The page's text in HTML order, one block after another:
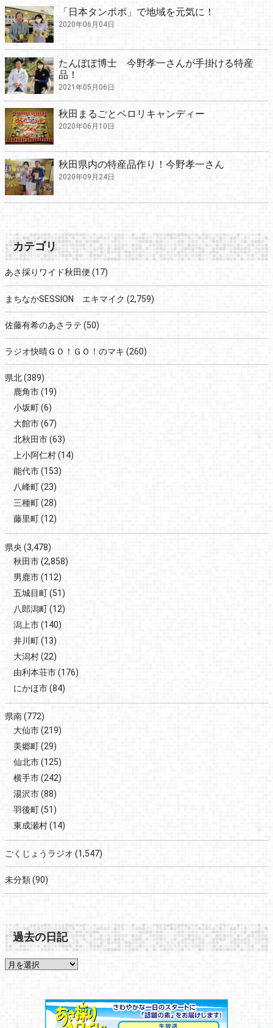
「日本タンポポ」で地域を元気に！
2020年06月04日
たんぽぽ博士 今野孝一さんが手掛ける特産
品！
2021年05月06日
秋田まるごとペロリキャンディー
2020年06月10日
秋田県内の特産品作り！今野孝一さん
2020年09月24日
カテゴリ
あさ採りワイド秋田便 (17)
まちなかSESSION エキマイク (2,759)
佐藤有希のあさラテ (50)
ラジオ快晴ＧＯ！ＧＯ！のマキ (260)
県北(389)
鹿角市(19)
小坂町(6)
大館市(67)
北秋田市(63)
上小阿仁村(14)
能代市(153)
八峰町(23)
三種町(28)
藤里町(12)
県央 (3,478)
秋田市(2,858)
男鹿市(112)
五城目町(51)
八郎潟町(12)
潟上市(140)
井川町(13)
大潟村(22)
由利本荘市(176)
にかほ市(84)
県南(772)
大仙市(219)
美郷町(29)
仙北市(125)
横手市(242)
湯沢市(88)
羽後町(51)
東成瀬村(14)
ごくじょうラジオ (1,547)
未分類(90)
過去の日記